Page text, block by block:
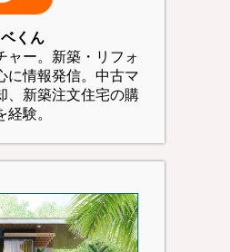
くん
ャー。新築・リフォ
に情報発信。中古マ
、新築注文住宅の購
経験。